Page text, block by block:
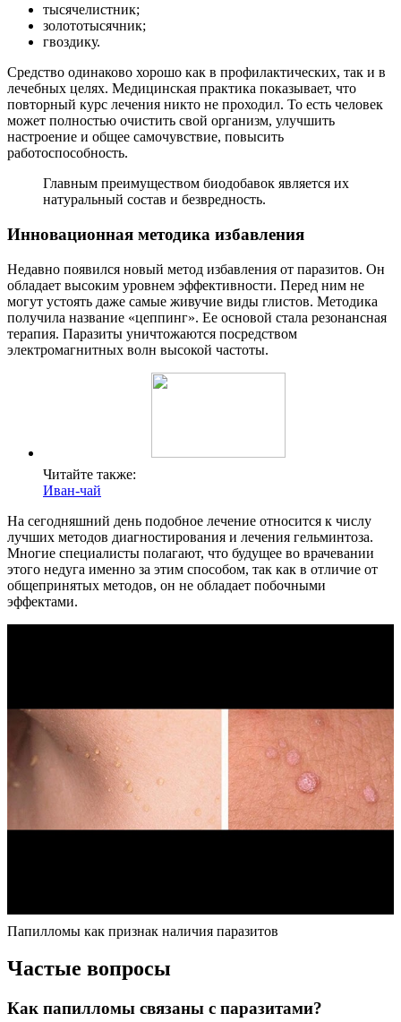
тысячелистник;
золототысячник;
гвоздику.
Средство одинаково хорошо как в профилактических, так и в
лечебных целях. Медицинская практика показывает, что
повторный курс лечения никто не проходил. То есть человек
может полностью очистить свой организм, улучшить
настроение и общее самочувствие, повысить
работоспособность.
Главным преимуществом биодобавок является их
натуральный состав и безвредность.
Инновационная методика избавления
Недавно появился новый метод избавления от паразитов. Он
обладает высоким уровнем эффективности. Перед ним не
могут устоять даже самые живучие виды глистов. Методика
получила название «цеппинг». Ее основой стала резонансная
терапия. Паразиты уничтожаются посредством
электромагнитных волн высокой частоты.
Читайте также:
Иван-чай
На сегодняшний день подобное лечение относится к числу
лучших методов диагностирования и лечения гельминтоза.
Многие специалисты полагают, что будущее во врачевании
этого недуга именно за этим способом, так как в отличие от
общепринятых методов, он не обладает побочными
эффектами.
Папилломы как признак наличия паразитов
Частые вопросы
Как папилломы связаны с паразитами?